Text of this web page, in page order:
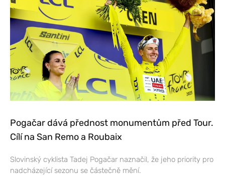
Pogačar dává přednost monumentům před Tour.
Cílí na San Remo a Roubaix
Slovinský cyklista Tadej Pogačar naznačil, že jeho priority pro
nadcházející sezonu se částečně mění.